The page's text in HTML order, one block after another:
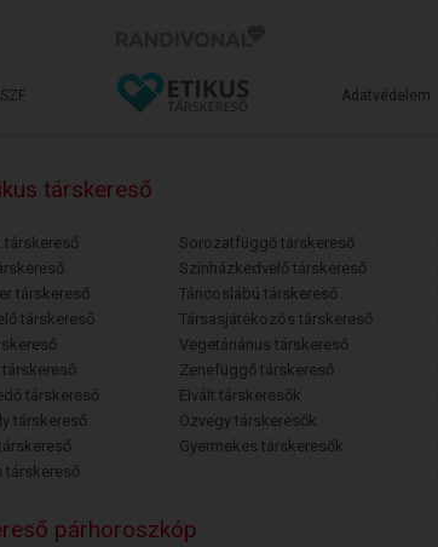
Adatvédelem
társkereső
társkereső
társkereső
társkereső
társkereső
társkereső
társkereső
Sorozatfüggő társkereső
Színházkedvelő társkereső
Táncoslábú társkereső
Társasjátékozós társkereső
Vegetáriánus társkereső
Zenefüggő társkereső
Elvált társkeresők
Özvegy társkeresők
Gyermekes társkeresők
párhoroszkóp